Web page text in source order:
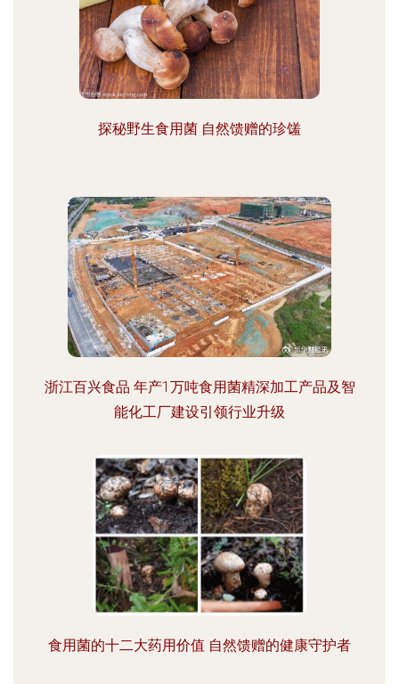
探秘野生食用菌 自然馈赠的珍馐
浙江百兴食品 年产1万吨食用菌精深加工产品及智
能化工厂建设引领行业升级
食用菌的十二大药用价值 自然馈赠的健康守护者